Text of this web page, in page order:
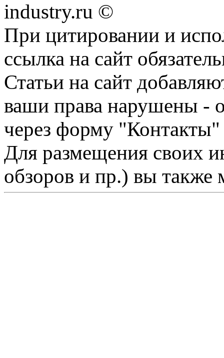
industry.ru ©
При цитировании и
ссылка на сайт
Статьи на сайт
ваши права нарушены -
через форму "Контакты"
Для размещения своих
обзоров и пр.) вы также